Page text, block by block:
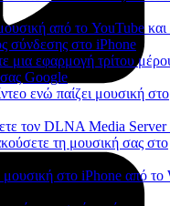
από το YouTube και
σύνδεσης στο iPhone
μια εφαρμογή τρίτου
Google
ενώ παίζει μουσική στο
τον DLNA Media Server
τη μουσική σας στο
στο iPhone από το